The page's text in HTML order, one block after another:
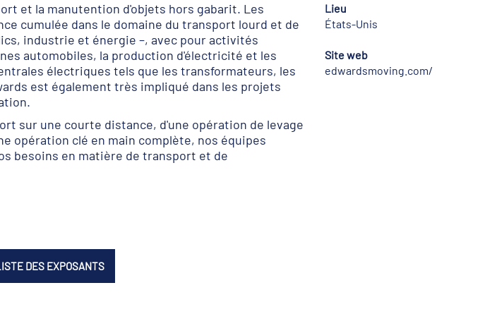
et la manutention d'objets hors gabarit. Les
cumulée dans le domaine du transport lourd et de
industrie et énergie –, avec pour activités
automobiles, la production d'électricité et les
électriques tels que les transformateurs, les
est également très impliqué dans les projets
sur une courte distance, d'une opération de levage
opération clé en main complète, nos équipes
besoins en matière de transport et de
Lieu
États-Unis
Site web
edwardsmoving.com/
DES EXPOSANTS